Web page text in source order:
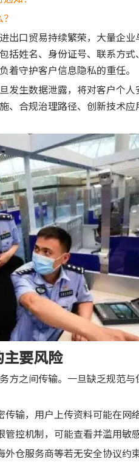
出口贸易持续繁荣，大量企
括姓名、身份证号、联系方
着守护客户信息隐私的重任。
发生数据泄露，将对客户个
、合规治理路径、创新技术
要风险
方之间传输。一旦缺乏规范
输，用户上传资料可能在网
控机制，可能查看并滥用敏感
仓服务商等若无安全协议约